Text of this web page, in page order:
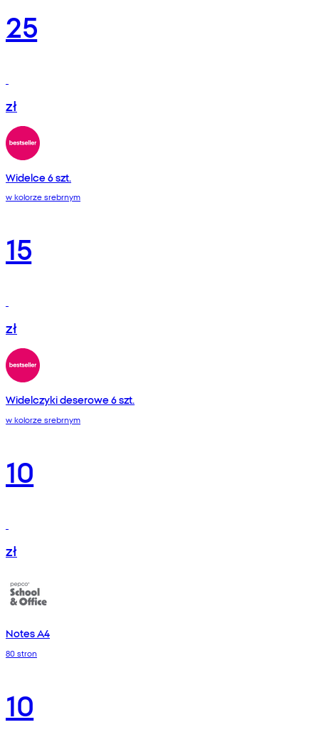
25
zł
Widelce 6 szt.
w kolorze srebrnym
15
zł
Widelczyki deserowe 6 szt.
w kolorze srebrnym
10
zł
Notes A4
80 stron
10